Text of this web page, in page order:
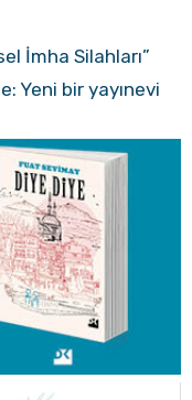
İmha Silahları”
Yeni bir yayınevi